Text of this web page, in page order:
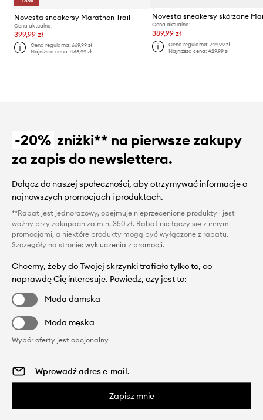
Novesta sneakersy Marathon Trail
Cena aktualna:
399,99 zł
Cena regularna:669,99 zł
Najniższa cena:463,99 zł
Cena aktualna:
389,99 zł
Cena regularna: 749,99 zł
Najniższa cena: 429,99 zł
-20% zniżki** na pierwsze zakupy
za zapis do newslettera.
Dołącz do naszej społeczności, aby otrzymywać informacje o
najnowszych promocjach i produktach.
**Rabat jest jednorazowy, obejmuje nieprzecenione produkty i jest
ważny przy zakupach za min. 350 zł. Rabat nie łączy się z innymi
promocjami, a niektóre produkty mogą być wyłączone z rabatu.
Szczegóły na stronie: wykluczenia z promocji.
Chcemy, żeby do Twojej skrzynki trafiało tylko to, co
naprawdę Cię interesuje. Powiedz, czy jest to:
Moda damska
Moda męska
Wybór oferty jest opcjonalny
Zapisz mnie